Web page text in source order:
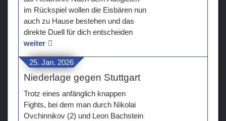
im Rückspiel wollen die Eisbären nun
auch zu Hause bestehen und das
direkte Duell für dich entscheiden
weiter
25. Jan. 2026
Niederlage gegen Stuttgart
Trotz eines anfänglich knappen
Fights, bei dem man durch Nikolai
Ovchinnikov (2) und Leon Bachstein